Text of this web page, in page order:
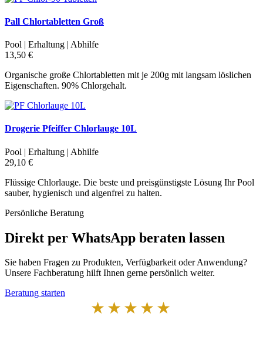
Pall Chlortabletten Groß
Pool | Erhaltung | Abhilfe
13,50 €
Organische große Chlortabletten mit je 200g mit langsam löslichen
Eigenschaften. 90% Chlorgehalt.
Drogerie Pfeiffer Chlorlauge 10L
Pool | Erhaltung | Abhilfe
29,10 €
Flüssige Chlorlauge. Die beste und preisgünstigste Lösung Ihr Pool
sauber, hygienisch und algenfrei zu halten.
Persönliche Beratung
Direkt per WhatsApp beraten lassen
Sie haben Fragen zu Produkten, Verfügbarkeit oder Anwendung?
Unsere Fachberatung hilft Ihnen gerne persönlich weiter.
Beratung starten
★★★★★